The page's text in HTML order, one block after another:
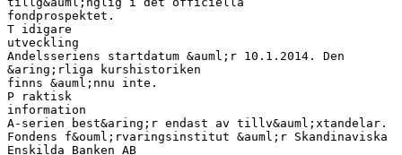
fondprospektet.
T idigare
utveckling
Andelsseriens startdatum &auml;r 10.1.2014. Den
&aring;rliga kurshistoriken
finns &auml;nnu inte.
P raktisk
information
A-serien best&aring;r endast av tillv&auml;xtandelar.
Fondens f&ouml;rvaringsinstitut &auml;r Skandinaviska
Enskilda Banken AB